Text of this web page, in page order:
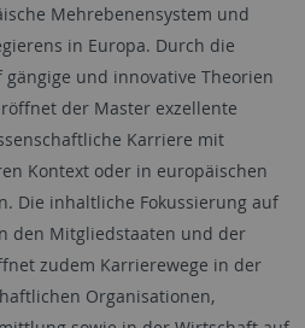
Mehrebenensystem und
in Europa. Durch die
und innovative Theorien
der Master exzellente
Karriere mit
Kontext oder in europäischen
Die inhaltliche Fokussierung auf
den Mitgliedstaaten und der
zudem Karrierewege in der
Organisationen,